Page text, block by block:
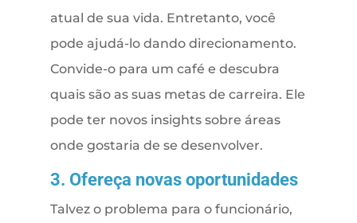
atual de sua vida. Entretanto, você
pode ajudá-lo dando direcionamento.
Convide-o para um café e descubra
quais são as suas metas de carreira. Ele
pode ter novos insights sobre áreas
onde gostaria de se desenvolver.
3. Ofereça novas oportunidades
Talvez o problema para o funcionário,